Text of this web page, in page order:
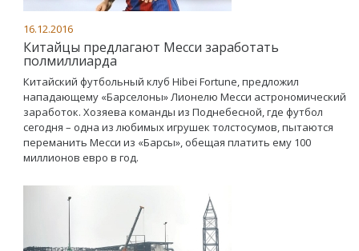
16.12.2016
Китайцы предлагают Месси заработать
полмиллиарда
Китайский футбольный клуб Hibei Fortune, предложил
нападающему «Барселоны» Лионелю Месси астрономический
заработок. Хозяева команды из Поднебесной, где футбол
сегодня – одна из любимых игрушек толстосумов, пытаются
переманить Месси из «Барсы», обещая платить ему 100
миллионов евро в год.